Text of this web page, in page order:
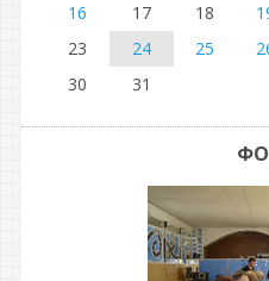
16
17 18
23
24 25
30
31